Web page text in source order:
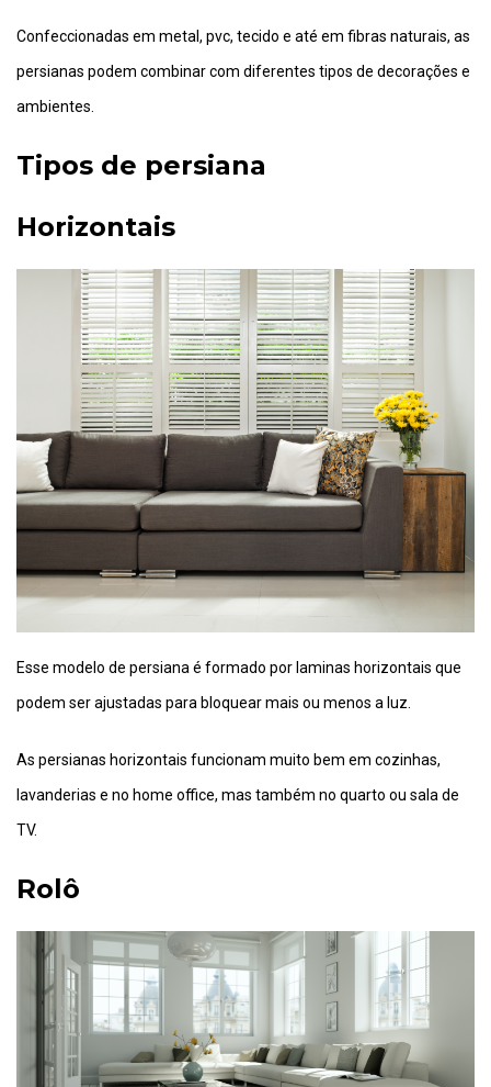
Confeccionadas em metal, pvc, tecido e até em fibras naturais, as
persianas podem combinar com diferentes tipos de decorações e
ambientes.
Tipos de persiana
Horizontais
Esse modelo de persiana é formado por laminas horizontais que
podem ser ajustadas para bloquear mais ou menos a luz.
As persianas horizontais funcionam muito bem em cozinhas,
lavanderias e no home office, mas também no quarto ou sala de
TV.
Rolô